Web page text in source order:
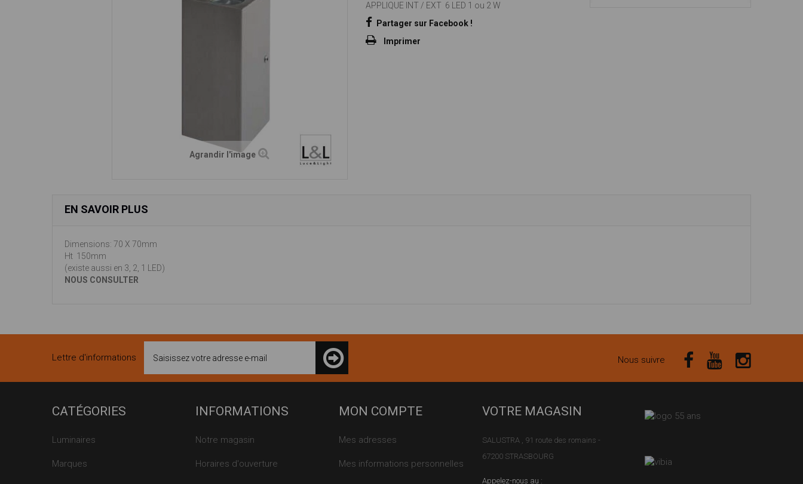
Agrandir l'image
APPLIQUE INT / EXT 6 LED 1 ou 2 W
Partager sur Facebook !
Imprimer
EN SAVOIR PLUS
Dimensions: 70 X 70mm
Ht 150mm
(existe aussi en 3, 2, 1 LED)
NOUS CONSULTER
Lettre d'informations Nous suivre
CATÉGORIES
Luminaires
Marques
INFORMATIONS
Notre magasin
Horaires d'ouverture
MON COMPTE
Mes adresses
Mes informations personnelles
VOTRE MAGASIN
SALUSTRA , 91 route des romains -
67200 STRASBOURG
Appelez-nous au :